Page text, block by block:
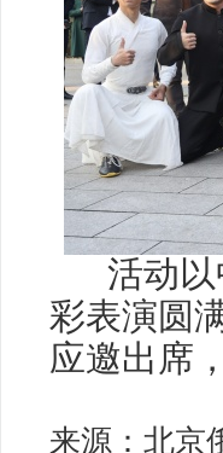
活动以
彩表演圆
应邀出席
来源：北京